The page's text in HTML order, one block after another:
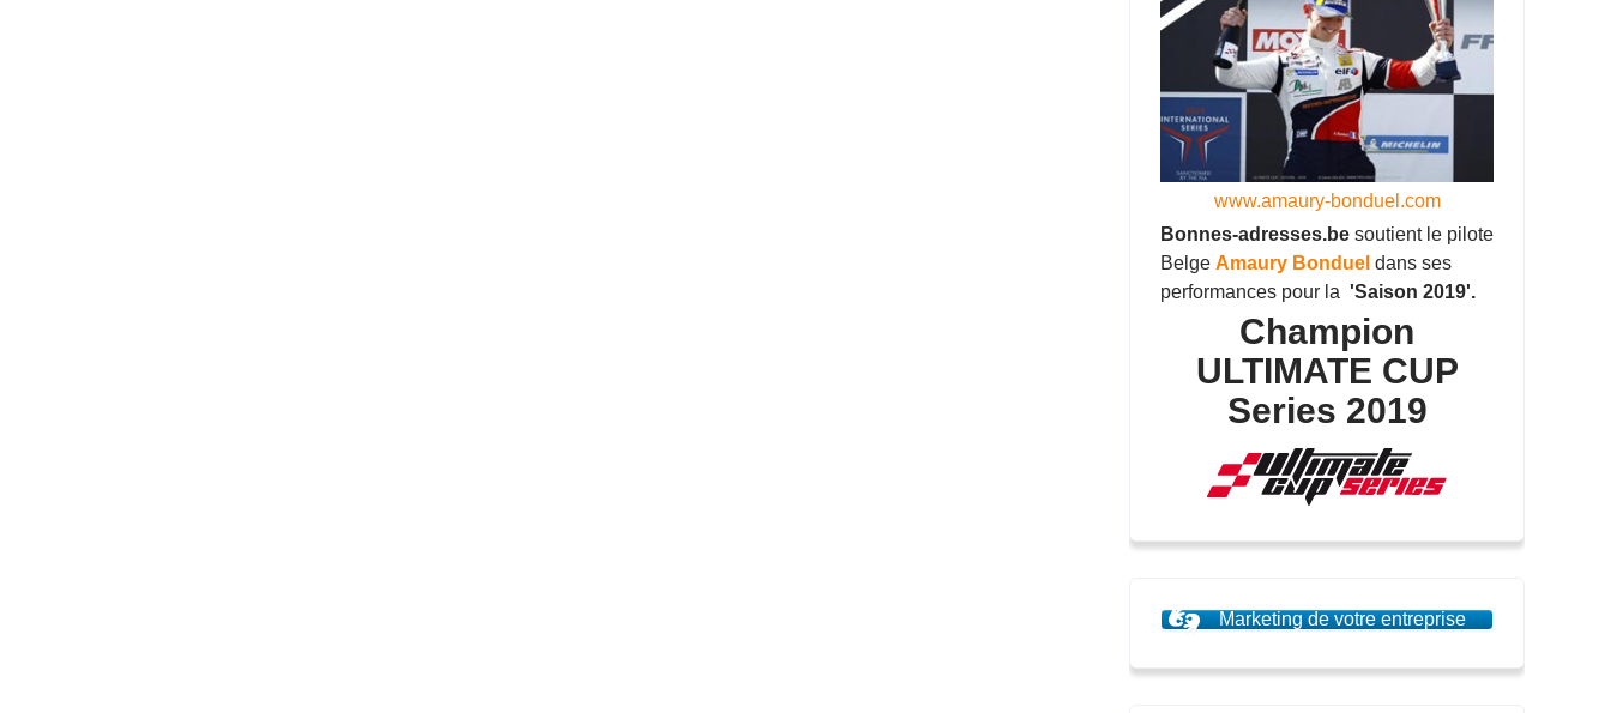
www.amaury-bonduel.com
Bonnes-adresses.be soutient le pilote
Belge Amaury Bonduel dans ses
performances pour la 'Saison 2019'.
Champion
ULTIMATE CUP
Series 2019
Marketing de votre entreprise